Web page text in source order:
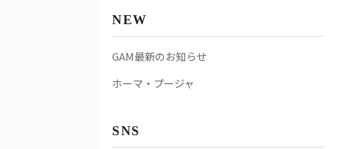
NEW
GAM最新のお知らせ
ホーマ・プージャ
SNS